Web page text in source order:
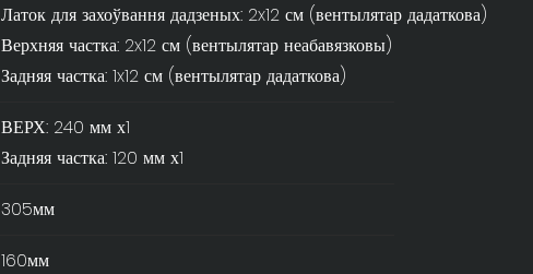
Латок для захоўвання дадзеных: 2x12 см (вентылятар дадаткова)
Верхняя частка: 2x12 см (вентылятар неабавязковы)
Задняя частка: 1x12 см (вентылятар дадаткова)
ВЕРХ: 240 мм х1
Задняя частка: 120 мм х1
305мм
160мм